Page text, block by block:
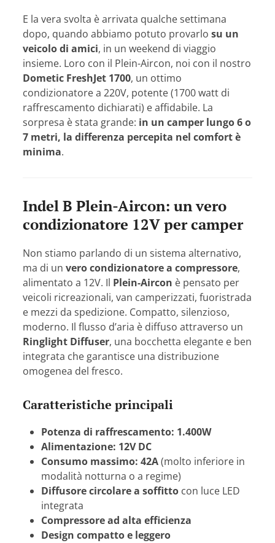
E la vera svolta è arrivata qualche settimana
dopo, quando abbiamo potuto provarlosu un
veicolo di amici, in un weekend di viaggio
insieme. Loro con il Plein-Aircon, noi con il nostro
Dometic FreshJet 1700, un ottimo
condizionatore a 220V, potente (1700 watt di
raffrescamento dichiarati) e affidabile. La
sorpresa è stata grande: in un camper lungo 6 o
7 metri, la differenza percepita nel comfort è
minima.
Indel B Plein-Aircon: un vero
condizionatore 12V per camper
Non stiamo parlando di un sistema alternativo,
ma di unvero condizionatore a compressore,
alimentato a 12V. Il Plein-Aircon è pensato per
veicoli ricreazionali, van camperizzati, fuoristrada
e mezzi da spedizione. Compatto, silenzioso,
moderno. Il flusso d’aria è diffuso attraverso un
Ringlight Diffuser, una bocchetta elegante e ben
integrata che garantisce una distribuzione
omogenea del fresco.
Caratteristiche principali
Potenza di raffrescamento: 1.400W
Alimentazione: 12V DC
Consumo massimo: 42A(molto inferiore in
modalità notturna o a regime)
Diffusore circolare a soffitto con luce LED
integrata
Compressore ad alta efficienza
Design compatto e leggero